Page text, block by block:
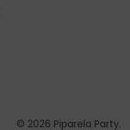
© 2026 Piparela Party.